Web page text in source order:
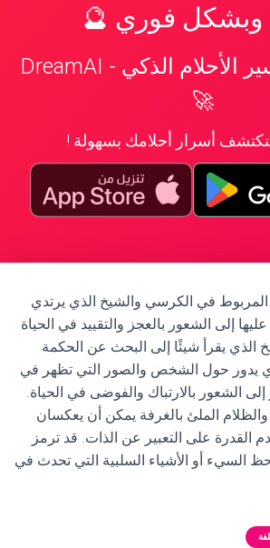
وبشكل فوري 🔮
📱 تطبيق تفسير الأحلام الذكي - DreamAI
🚀
أسرار أحلامك بسهولة !
في الكرسي والشيخ الذي يرتدي
إلى الشعور بالعجز والتقييد في الحياة
الذي يقرأ شيئًا إلى البحث عن الحكمة
يدور حول الشخص والصور التي تظهر في
الشعور بالارتباك والفوضى في الحياة.
الملئ بالغرفة يمكن أن يعكسان
القدرة على التعبير عن الذات. قد ترمز
السيء أو الأشياء السلبية التي تحدث في